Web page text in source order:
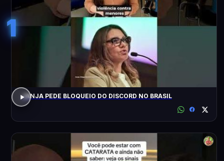
1
JANJA PEDE BLOQUEIO DO DISCORD NO BRASIL